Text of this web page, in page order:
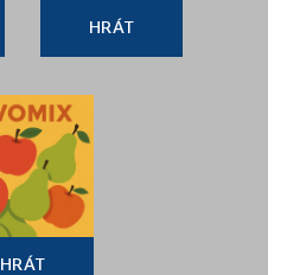
HRÁT
HRÁT